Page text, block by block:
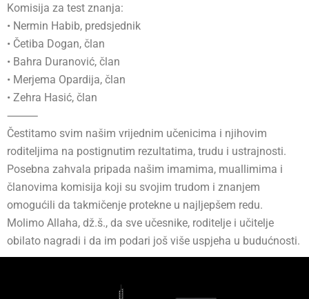
Komisija za test znanja:
• Nermin Habib, predsjednik
• Četiba Dogan, član
• Bahra Duranović, član
• Merjema Opardija, član
• Zehra Hasić, član
⸻
Čestitamo svim našim vrijednim učenicima i njihovim
roditeljima na postignutim rezultatima, trudu i ustrajnosti.
Posebna zahvala pripada našim imamima, muallimima i
članovima komisija koji su svojim trudom i znanjem
omogućili da takmičenje protekne u najljepšem redu.
Molimo Allaha, dž.š., da sve učesnike, roditelje i učitelje
obilato nagradi i da im podari još više uspjeha u budućnosti.